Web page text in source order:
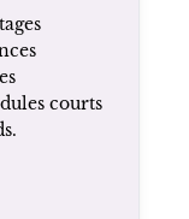
courts